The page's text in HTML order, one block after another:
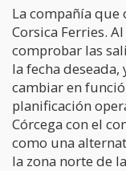
La compañía que
Corsica Ferries.
comprobar las
la fecha
cambiar en
planificación
Córcega con el
como una
la zona norte de